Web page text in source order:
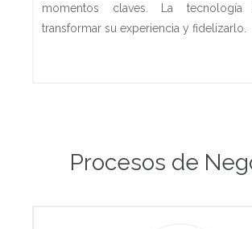
momentos claves. La
transformar su experiencia y fidelizarlo.
Procesos de